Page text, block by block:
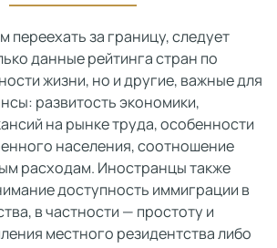
за границу, следует
данные рейтинга стран по
жизни, но и другие, важные для
развитость экономики,
на рынке труда, особенности
населения, соотношение
расходам. Иностранцы также
доступность иммиграции в
в частности — простоту и
местного резидентства либо